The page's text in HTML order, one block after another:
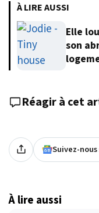
À LIRE AUSSI
Elle
son
Réagir à cet
Suivez-
À lire aussi